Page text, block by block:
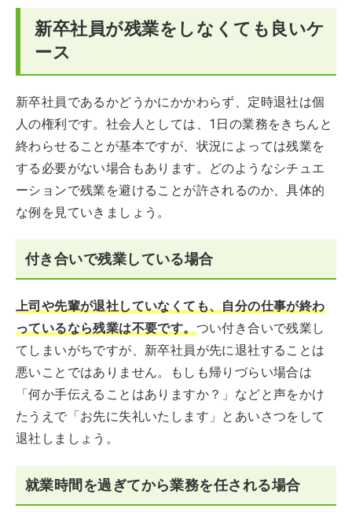
新卒社員が残業をしなくても良いケ
ース
新卒社員であるかどうかにかかわらず、定時退社は個
人の権利です。社会人としては、1日の業務をきちんと
終わらせることが基本ですが、状況によっては残業を
する必要がない場合もあります。どのようなシチュエ
ーションで残業を避けることが許されるのか、具体的
な例を見ていきましょう。
付き合いで残業している場合
上司や先輩が退社していなくても、自分の仕事が終わ
っているなら残業は不要です。つい付き合いで残業し
てしまいがちですが、新卒社員が先に退社することは
悪いことではありません。もしも帰りづらい場合は
「何か手伝えることはありますか？」などと声をかけ
たうえで「お先に失礼いたします」とあいさつをして
退社しましょう。
就業時間を過ぎてから業務を任される場合